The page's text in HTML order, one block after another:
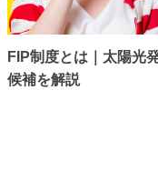
FIP制度とは｜太陽光
候補を解説